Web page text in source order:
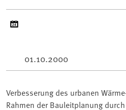
01.10.2000
Verbesserung des urbanen
Rahmen der Bauleitplanung